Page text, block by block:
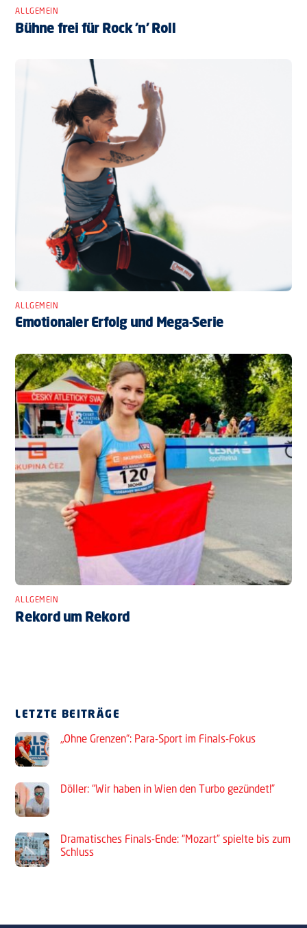
ALLGEMEIN
Bühne frei für Rock ’n’ Roll
ALLGEMEIN
Emotionaler Erfolg und Mega-Serie
ALLGEMEIN
Rekord um Rekord
LETZTE BEITRÄGE
„Ohne Grenzen“: Para-Sport im Finals-Fokus
Döller: “Wir haben in Wien den Turbo gezündet!”
Dramatisches Finals-Ende: “Mozart” spielte bis zum
Schluss